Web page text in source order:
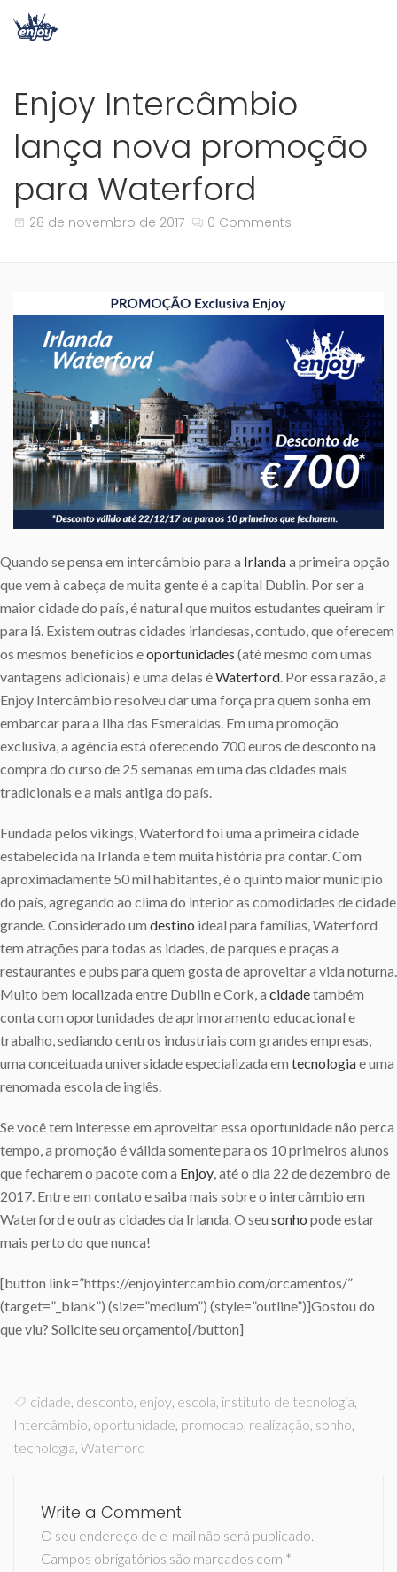
Enjoy Intercâmbio
lança nova promoção
para Waterford
28 de novembro de 2017 0 Comments
Quando se pensa em intercâmbio para a Irlandaa primeira opção
que vem à cabeça de muita gente é a capital Dublin. Por ser a
maior cidade do país, é natural que muitos estudantes queiram ir
para lá. Existem outras cidades irlandesas, contudo, que oferecem
os mesmos benefícios eoportunidades (até mesmo com umas
vantagens adicionais) e uma delas éWaterford. Por essa razão, a
Enjoy Intercâmbio resolveu dar uma força pra quem sonha em
embarcar para a Ilha das Esmeraldas. Em uma promoção
exclusiva, a agência está oferecendo 700 euros de desconto na
compra do curso de 25 semanas em uma das cidades mais
tradicionais e a mais antiga do país.
Fundada pelos vikings, Waterford foi uma a primeira cidade
estabelecida na Irlanda e tem muita história pra contar. Com
aproximadamente 50 mil habitantes, é o quinto maior município
do país, agregando ao clima do interior as comodidades de cidade
grande. Considerado um destino ideal para famílias, Waterford
tem atrações para todas as idades, de parques e praças a
restaurantes e pubs para quem gosta de aproveitar a vida noturna.
Muito bem localizada entre Dublin e Cork, a cidadetambém
conta com oportunidades de aprimoramento educacional e
trabalho, sediando centros industriais com grandes empresas,
uma conceituada universidade especializada em tecnologiae uma
renomada escola de inglês.
Se você tem interesse em aproveitar essa oportunidade não perca
tempo, a promoção é válida somente para os 10 primeiros alunos
que fecharem o pacote com a Enjoy, até o dia 22 de dezembro de
2017. Entre em contato e saiba mais sobre o intercâmbio em
Waterford e outras cidades da Irlanda. O seu sonho pode estar
mais perto do que nunca!
[button link=”https://enjoyintercambio.com/orcamentos/”
(target=”_blank”) (size=”medium”) (style=”outline”)]Gostou do
que viu? Solicite seu orçamento[/button]
cidade, desconto, enjoy, escola, instituto de tecnologia,
Intercâmbio, oportunidade, promocao, realização, sonho,
tecnologia, Waterford
Write a Comment
O seu endereço de e-mail não será publicado.
Campos obrigatórios são marcados com *